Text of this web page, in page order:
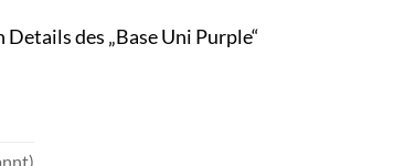
des „Base Uni Purple“